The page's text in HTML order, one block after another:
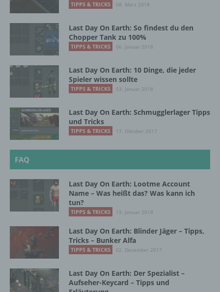
TIPPS & TRICKS 08. März 2018
Last Day On Earth: So findest du den
Chopper Tank zu 100%
TIPPS & TRICKS 06. Januar 2018
Last Day On Earth: 10 Dinge, die jeder
Spieler wissen sollte
TIPPS & TRICKS 03. Januar 2018
Last Day On Earth: Schmugglerlager Tipps
und Tricks
TIPPS & TRICKS 17. Oktober 2017
FAQ
Last Day On Earth: Lootme Account
Name – Was heißt das? Was kann ich
tun?
TIPPS & TRICKS 19. Januar 2018
Last Day On Earth: Blinder Jäger – Tipps,
Tricks – Bunker Alfa
TIPPS & TRICKS 02. Dezember 2017
Last Day On Earth: Der Spezialist –
Aufseher-Keycard – Tipps und
Verantwortlicher im Sinne der Datenschutz-
Grundverordnung, sonstiger in den Mitgliedstaaten
der Europäischen Union geltenden
Datenschutzgesetze und anderer Bestimmungen
mit datenschutzrechtlichem Charakter ist die:
InnoMobile GmbH
Schlehenweg 20
18069 Lambrechtshagen
DE
Cookies / SessionStorage / LocalStorage
Die Internetseiten verwenden teilweise so
genannte Cookies, LocalStorage und
SessionStorage. Dies dient dazu, unser Angebot
nutzerfreundlicher, effektiver und sicherer zu
machen. Local Storage und SessionStorage ist
eine Technologie, mit welcher ihr Browser Daten
auf Ihrem Computer oder mobilen Gerät
abspeichert. Cookies sind Textdateien, welche
über einen Internetbrowser auf einem
Computersystem abgelegt und gespeichert
werden. Sie können die Verwendung von Cookies,